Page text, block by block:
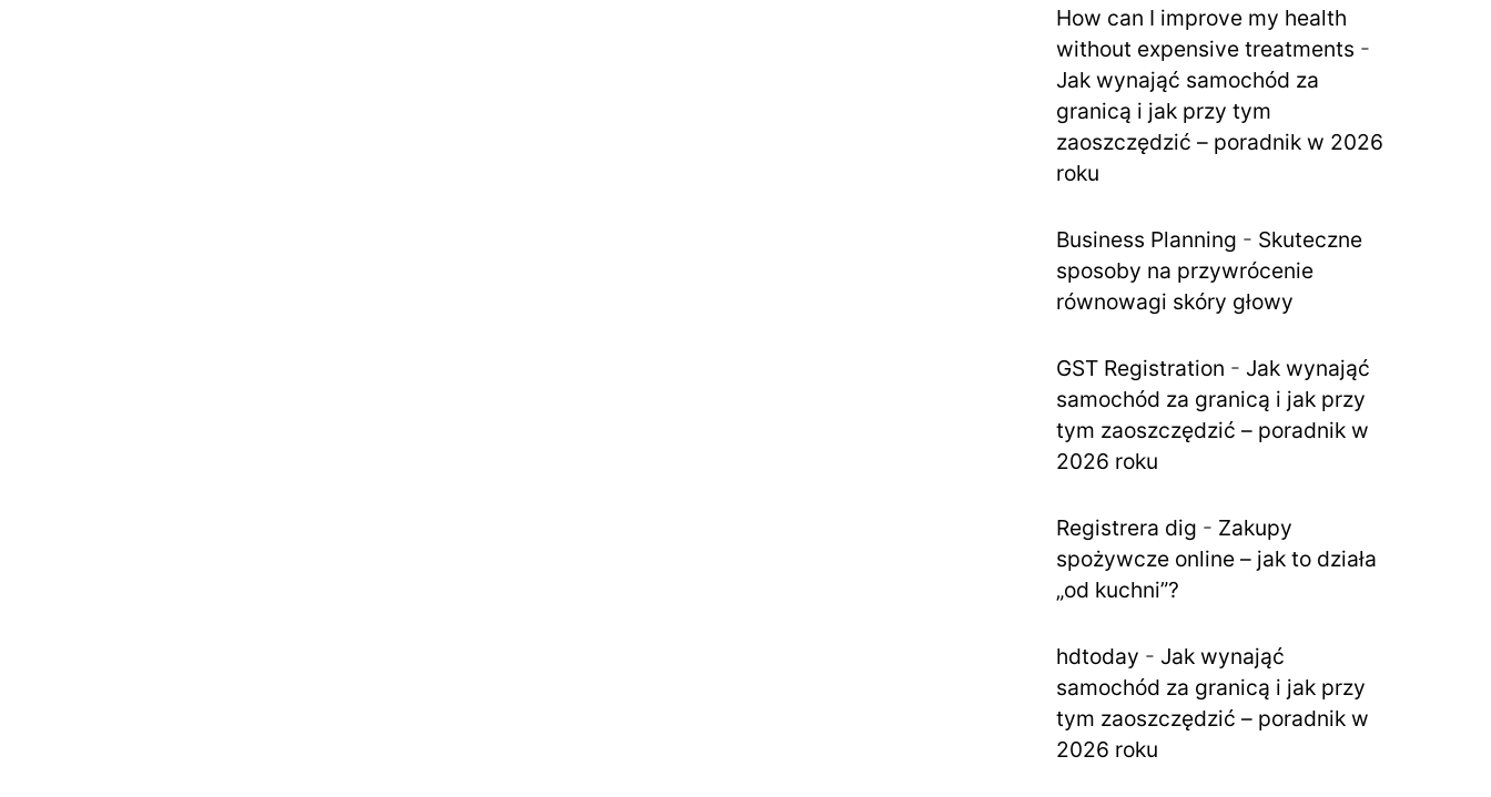
How can I improve my health
without expensive treatments -
Jak wynająć samochód za
granicą i jak przy tym
zaoszczędzić – poradnik w 2026
roku
Business Planning - Skuteczne
sposoby na przywrócenie
równowagi skóry głowy
GST Registration - Jak wynająć
samochód za granicą i jak przy
tym zaoszczędzić – poradnik w
2026 roku
Registrera dig - Zakupy
spożywcze online – jak to działa
„od kuchni”?
hdtoday - Jak wynająć
samochód za granicą i jak przy
tym zaoszczędzić – poradnik w
2026 roku